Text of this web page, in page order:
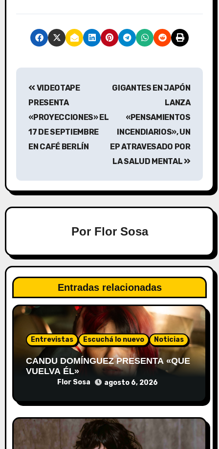
VIDEOTAPE
PRESENTA
«PROYECCIONES» EL
17 DE SEPTIEMBRE
EN CAFÉ BERLÍN
GIGANTES EN JAPÓN
LANZA
«PENSAMIENTOS
INCENDIARIOS», UN
EP ATRAVESADO POR
LA SALUD MENTAL
Por Flor Sosa
Entradas relacionadas
Entrevistas Escuchá lo nuevo Noticias
CANDU DOMÍNGUEZ PRESENTA «QUE
VUELVA ÉL»
Flor Sosa agosto 6, 2026